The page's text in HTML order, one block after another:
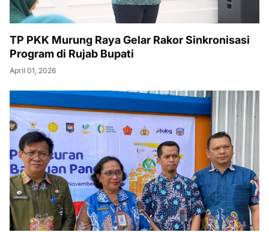
TP PKK Murung Raya Gelar Rakor Sinkronisasi
Program di Rujab Bupati
April 01, 2026